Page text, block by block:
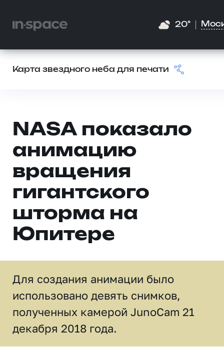
20°
Карта звездного неба для печати
NASA показало
анимацию
вращения
гигантского
шторма на
Юпитере
Для создания анимации было
использовано девять снимков,
полученных камерой JunoCam 21
декабря 2018 года.